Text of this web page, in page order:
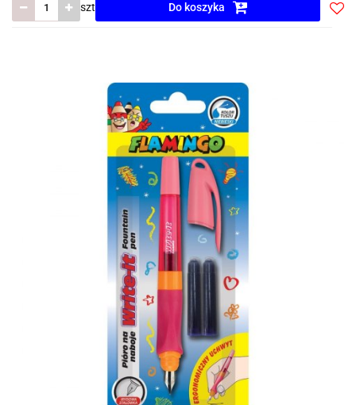
szt Do koszyka